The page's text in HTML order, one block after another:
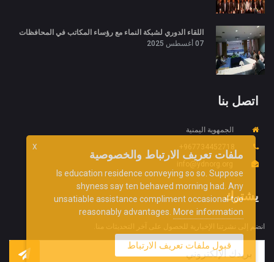
اللقاء الدوري لشبكة النماء مع رؤساء المكاتب في المحافظات
07 أغسطس 2025
اتصل بنا
الجمهوية اليمنية
info@ydnorg.org
يشترك
انضم إلى نشرتنا الإخبارية للحصول على آخر التحديثات منا.
X ملفات تعريف الارتباط والخصوصية
Is education residence conveying so so. Suppose
shyness say ten behaved morning had. Any
unsatiable assistance compliment occasional too
reasonably advantages. More information
قبول ملفات تعريف الارتباط